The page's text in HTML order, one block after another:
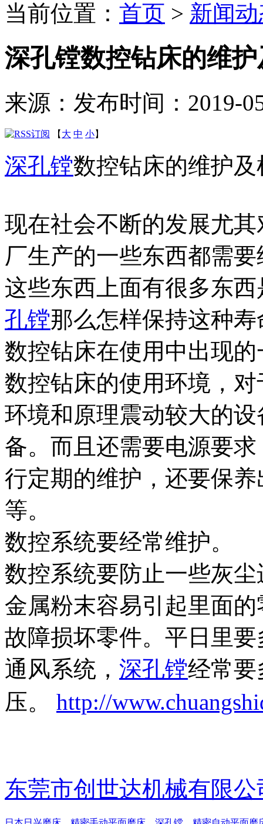
当前位置： 首页 > 新闻
深孔镗数控钻床的维
来源： 发布时间：2019-
【 大 中 小】
深孔镗数控钻床的维护及
现在社会不断的发展尤
厂生产的一些东西都需
这些东西上面有很多东
孔镗那么怎样保持这种
数控钻床在使用中出现
数控钻床的使用环境，
环境和原理震动较大的
备。而且还需要电源要
行定期的维护，还要保
等。
数控系统要经常维护。
数控系统要防止一些灰
金属粉末容易引起里面
故障损坏零件。平日里
通风系统， 深孔镗经常要
压。 http://
东莞市创世达机械有限公